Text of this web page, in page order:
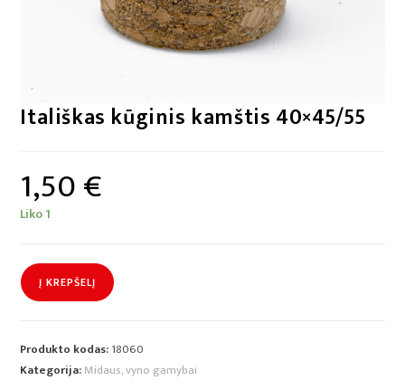
Itališkas kūginis kamštis 40×45/55
1,50€
Liko 1
Į KREPŠELĮ
Produkto kodas:18060
Kategorija:Midaus, vyno gamybai